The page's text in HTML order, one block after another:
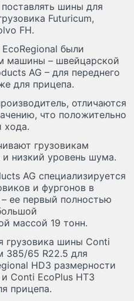
шины для
Futuricum,
FH.
были
машины – швейцарской
AG – для переднего
для прицепа.
отличаются
что положительно
хода.
грузовикам
низкий уровень шума.
AG специализируется
и фургонов в
ее первый полностью
массой 19 тонн.
грузовика шины Conti
385/65 R22.5 для
HD3 размерности
Conti EcoPlus HT3
прицепа.